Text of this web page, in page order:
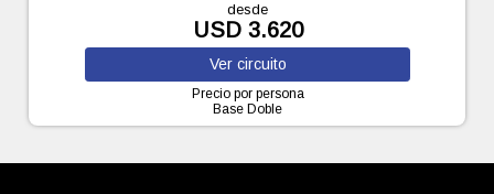
desde
USD 3.620
Ver circuito
Precio por persona
Base Doble